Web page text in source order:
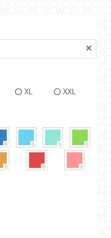
XL XXL
0 0 0 0
0 0 0